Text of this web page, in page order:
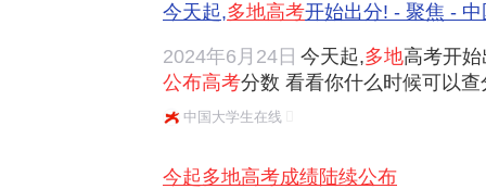
今天起,多地高考开始出分! - 聚焦 -
2024年6月24日 今天起,多地高考开
公布高考分数 看看你什么时候可以
布考生 高考成绩
中国大学生在线
今起多地高考成绩陆续公布